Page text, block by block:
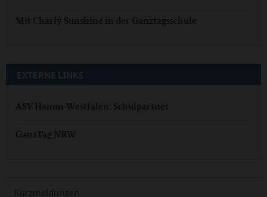
Mit Charly Sunshine in der Ganztagsschule
EXTERNE LINKS
ASV Hamm-Westfalen: Schulpartner
GanzTag NRW
Kurzmeldungen